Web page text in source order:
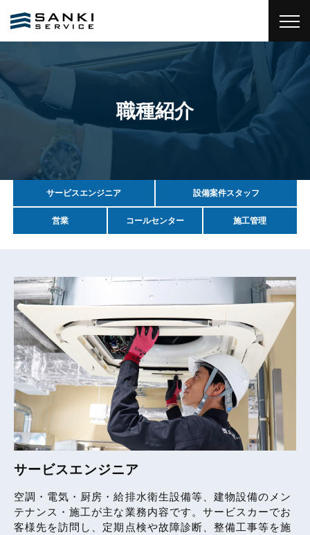
職種紹介
サービスエンジニア 設備案件スタッフ
営業 コールセンター 施工管理
サービスエンジニア
空調・電気・厨房・給排水衛生設備等、建物設備のメン
テナンス・施工が主な業務内容です。サービスカーでお
客様先を訪問し、定期点検や故障診断、整備工事等を施